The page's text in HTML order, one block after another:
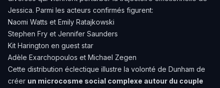
Jessica. Parmi les acteurs confirmés figurent:
Naomi Watts et Emily Ratajkowski
Stephen Fry et Jennifer Saunders
Kit Harington en guest star
Adèle Exarchopoulos et Michael Zegen
Cette distribution éclectique illustre la volonté de Dunham de
créer un microcosme social complexe autour du couple